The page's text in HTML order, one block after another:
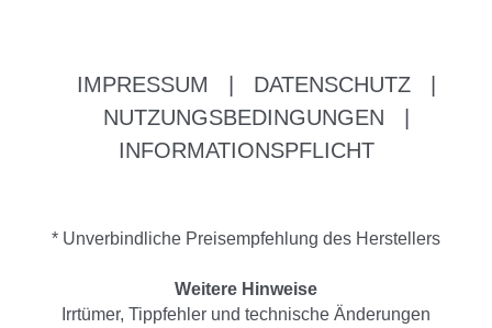
IMPRESSUM DATENSCHUTZ
NUTZUNGSBEDINGUNGEN
INFORMATIONSPFLICHT
* Unverbindliche Preisempfehlung des Herstellers
Weitere Hinweise
Irrtümer, Tippfehler und technische Änderungen